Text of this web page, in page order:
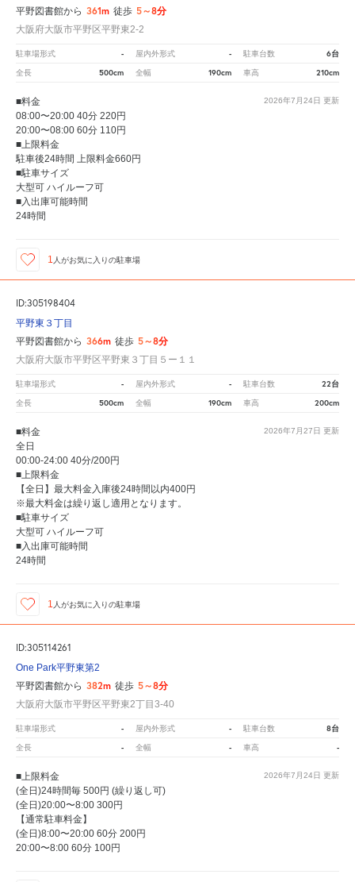
平野図書館から 361m 徒歩 5～8分
大阪府大阪市平野区平野東2-2
駐車場形式 - 屋内外形式 - 駐車台数 6台
全長 500cm 全幅 190cm 車高 210cm
2026年7月24日 更新
■料金
08:00〜20:00 40分 220円
20:00〜08:00 60分 110円
■上限料金
駐車後24時間 上限料金660円
■駐車サイズ
大型可 ハイルーフ可
■入出庫可能時間
24時間
1 人がお気に入りの駐車場
ID:305198404
平野東３丁目
平野図書館から 366m 徒歩 5～8分
大阪府大阪市平野区平野東３丁目５ー１１
駐車場形式 - 屋内外形式 - 駐車台数 22台
全長 500cm 全幅 190cm 車高 200cm
2026年7月27日 更新
■料金
全日
00:00-24:00 40分/200円
■上限料金
【全日】最大料金入庫後24時間以内400円
※最大料金は繰り返し適用となります。
■駐車サイズ
大型可 ハイルーフ可
■入出庫可能時間
24時間
1 人がお気に入りの駐車場
ID:305114261
One Park平野東第2
平野図書館から 382m 徒歩 5～8分
大阪府大阪市平野区平野東2丁目3-40
駐車場形式 - 屋内外形式 - 駐車台数 8台
全長 - 全幅 - 車高 -
2026年7月24日 更新
■上限料金
(全日)24時間毎 500円 (繰り返し可)
(全日)20:00〜8:00 300円
【通常駐車料金】
(全日)8:00〜20:00 60分 200円
20:00〜8:00 60分 100円